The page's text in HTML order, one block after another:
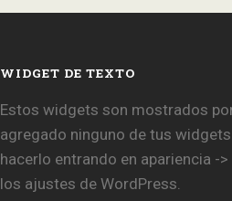
WIDGET DE TEXTO
Estos widgets son mostrados
agregado ninguno de tus
hacerlo entrando en apariencia -
los ajustes de WordPress.